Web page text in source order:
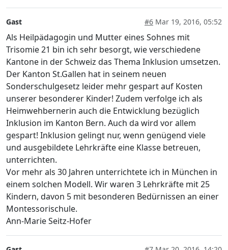
Gast #6 Mar 19, 2016, 05:52
Als Heilpädagogin und Mutter eines Sohnes mit
Trisomie 21 bin ich sehr besorgt, wie verschiedene
Kantone in der Schweiz das Thema Inklusion umsetzen.
Der Kanton St.Gallen hat in seinem neuen
Sonderschulgesetz leider mehr gespart auf Kosten
unserer besonderer Kinder! Zudem verfolge ich als
Heimwehbernerin auch die Entwicklung bezüglich
Inklusion im Kanton Bern. Auch da wird vor allem
gespart! Inklusion gelingt nur, wenn genügend viele
und ausgebildete Lehrkräfte eine Klasse betreuen,
unterrichten.
Vor mehr als 30 Jahren unterrichtete ich in München in
einem solchen Modell. Wir waren 3 Lehrkräfte mit 25
Kindern, davon 5 mit besonderen Bedürnissen an einer
Montessorischule.
Ann-Marie Seitz-Hofer